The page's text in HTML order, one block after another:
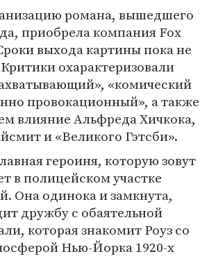
романа, вышедшего
приобрела компания Fox
выхода картины пока не
охарактеризовали
«комический
провокационный», а также
влияние Альфреда Хичкока,
и «Великого Гэтсби».
героиня, которую зовут
в полицейском участке
Она одинока и замкнута,
дружбу с обаятельной
которая знакомит Роуз со
Нью-Йорка 1920-х